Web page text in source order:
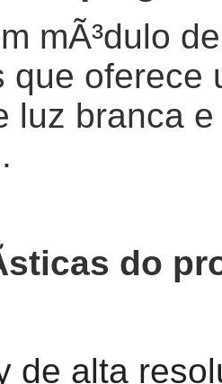
mÃ³dulo
que oferece
luz branca
do
de alta